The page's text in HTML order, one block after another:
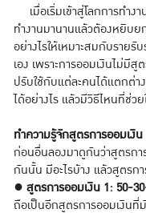
เมื่อเริ่มเข้าสู่โลกการทำ
ทำงานมานานแล้วต้องหยิบย
อย่างไรให้เหมาะสมกับราย
เอง เพราะการออมเงินไม่มี
ปรับใช้กับแต่ละคนได้แตกต่า
ได้อย่างไร แล้วมีวิธีไหนที่ช่ว
ทำความรู้จักสูตรการออมเงิน
ก่อนอื่นลองมาดูกันว่าสูตรกา
กันนั้น มีอะไรบ้าง แล้วสูตรกา
● สูตรการออมเงิน 1: 50-
ถือเป็นอีกสูตรการออมเงิน